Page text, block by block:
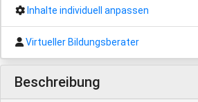
Inhalte individuell anpassen
Virtueller Bildungsberater
Beschreibung